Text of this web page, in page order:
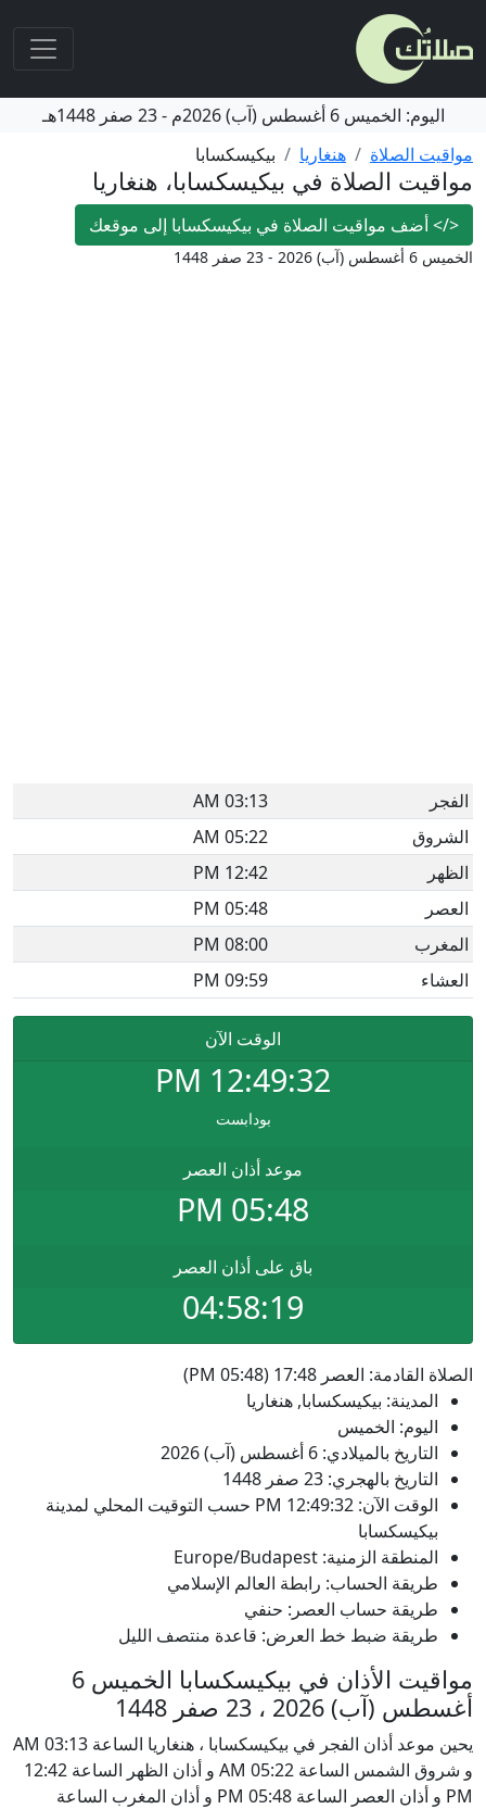
اليوم: الخميس 6 أغسطس (آب) 2026م -23 صفر 1448هـ
مواقيت الصلاة
هنغاريا بيكيسكسابا
مواقيت الصلاة في بيكيسكسابا، هنغاريا
</>أضف مواقيت الصلاة في بيكيسكسابا إلى موقعك
الخميس 6 أغسطس (آب) 2026 - 23 صفر 1448
الفجر
03:13 AM
الشروق
05:22 AM
الظهر
12:42 PM
العصر
05:48 PM
المغرب
08:00 PM
العشاء
09:59 PM
الوقت الآن
12:49:32
PM
بودابست
موعد أذان العصر
05:48 PM
باق على أذان العصر
04:58:19
الصلاة القادمة: العصر 17:48 (05:48 PM)
المدينة: بيكيسكسابا, هنغاريا
اليوم: الخميس
التاريخ بالميلادي: 6 أغسطس (آب) 2026
التاريخ بالهجري: 23 صفر 1448
الوقت الآن: 12:49:32
PM حسب التوقيت المحلي لمدينة
بيكيسكسابا
المنطقة الزمنية: Europe/Budapest
طريقة الحساب: رابطة العالم الإسلامي
طريقة حساب العصر: حنفي
طريقة ضبط خط العرض: قاعدة منتصف الليل
مواقيت الأذان في بيكيسكسابا الخميس 6
أغسطس (آب) 2026 ، 23 صفر 1448
يحين موعد أذان الفجر في بيكيسكسابا ، هنغاريا الساعة 03:13 AM
و شروق الشمس الساعة 05:22 AM و أذان الظهر الساعة 12:42
PM و أذان العصر الساعة 05:48 PM و أذان المغرب الساعة